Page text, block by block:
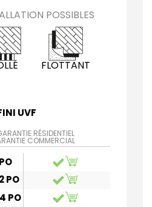
POSSIBLES
FLOTTANT
UVF
RÉSIDENTIEL
COMMERCIAL
PO
PO